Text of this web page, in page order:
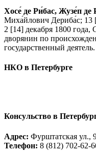
Хосе́ де Ри́бас, Жузе́п де
Миха́йлович Дериба́с; 13
2 [14] декабря 1800
дворянин по
государственный деятель.
НКО в Петербурге
Консульство в
Адрес: Фурштатская ул.,
Телефон: 8 (812) 702-62-